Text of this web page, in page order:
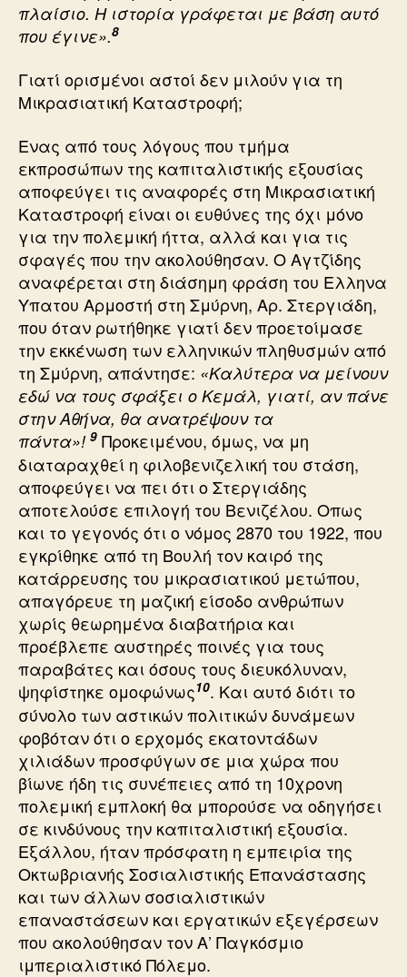
πλαίσιο. Η ιστορία γράφεται με βάση αυτό
που έγινε».8
Γιατί ορισμένοι αστοί δεν μιλούν για τη
Μικρασιατική Καταστροφή;
Ενας από τους λόγους που τμήμα
εκπροσώπων της καπιταλιστικής εξουσίας
αποφεύγει τις αναφορές στη Μικρασιατική
Καταστροφή είναι οι ευθύνες της όχι μόνο
για την πολεμική ήττα, αλλά και για τις
σφαγές που την ακολούθησαν. Ο Αγτζίδης
αναφέρεται στη διάσημη φράση του Ελληνα
Υπατου Αρμοστή στη Σμύρνη, Αρ. Στεργιάδη,
που όταν ρωτήθηκε γιατί δεν προετοίμασε
την εκκένωση των ελληνικών πληθυσμών από
τη Σμύρνη, απάντησε: «Καλύτερα να μείνουν
εδώ να τους σφάξει ο Κεμάλ, γιατί, αν πάνε
στην Αθήνα, θα ανατρέψουν τα
πάντα»! 9 Προκειμένου, όμως, να μη
διαταραχθεί η φιλοβενιζελική του στάση,
αποφεύγει να πει ότι ο Στεργιάδης
αποτελούσε επιλογή του Βενιζέλου. Οπως
και το γεγονός ότι ο νόμος 2870 του 1922, που
εγκρίθηκε από τη Βουλή τον καιρό της
κατάρρευσης του μικρασιατικού μετώπου,
απαγόρευε τη μαζική είσοδο ανθρώπων
χωρίς θεωρημένα διαβατήρια και
προέβλεπε αυστηρές ποινές για τους
παραβάτες και όσους τους διευκόλυναν,
ψηφίστηκε ομοφώνως10. Και αυτό διότι το
σύνολο των αστικών πολιτικών δυνάμεων
φοβόταν ότι ο ερχομός εκατοντάδων
χιλιάδων προσφύγων σε μια χώρα που
βίωνε ήδη τις συνέπειες από τη 10χρονη
πολεμική εμπλοκή θα μπορούσε να οδηγήσει
σε κινδύνους την καπιταλιστική εξουσία.
Εξάλλου, ήταν πρόσφατη η εμπειρία της
Οκτωβριανής Σοσιαλιστικής Επανάστασης
και των άλλων σοσιαλιστικών
επαναστάσεων και εργατικών εξεγέρσεων
που ακολούθησαν τον Α’ Παγκόσμιο
ιμπεριαλιστικό Πόλεμο.